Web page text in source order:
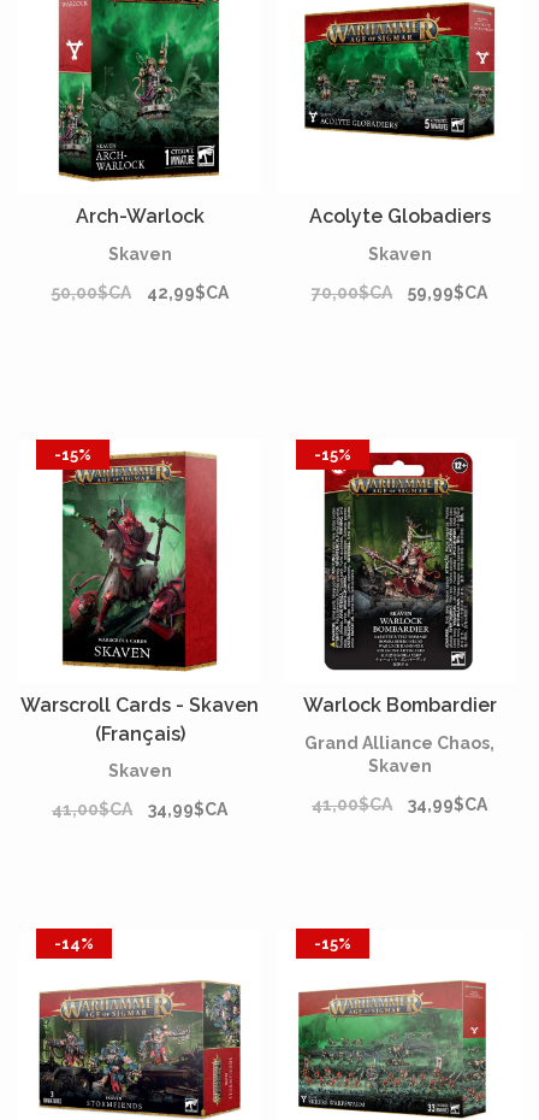
Arch-Warlock
Skaven
50,00$CA
42,99$CA
Acolyte Globadiers
Skaven
70,00$CA
59,99$CA
-15%
Warscroll Cards - Skaven
(Français)
Skaven
41,00$CA
34,99$CA
-15%
Warlock Bombardier
Grand Alliance Chaos,
Skaven
41,00$CA
34,99$CA
-14% -15%